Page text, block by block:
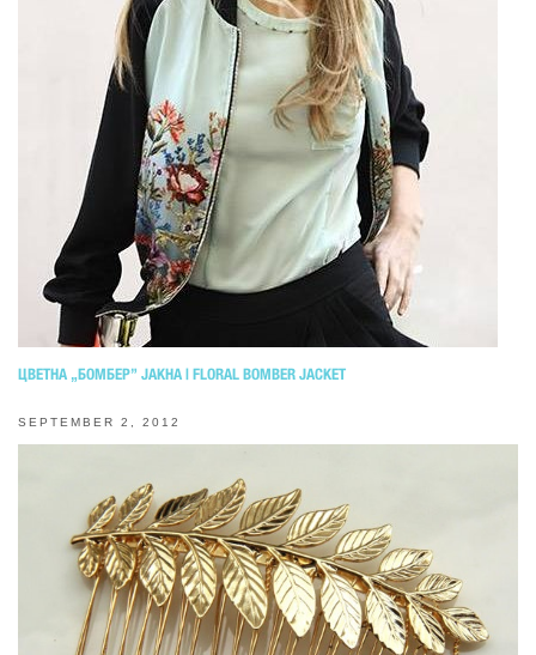
ЦВЕТНА „БОМБЕР” ЈАКНА | FLORAL BOMBER JACKET
SEPTEMBER 2, 2012